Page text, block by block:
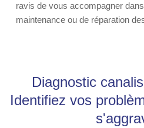
ravis de vous accompagner
maintenance ou de réparation
Diagnostic
Identifiez vos